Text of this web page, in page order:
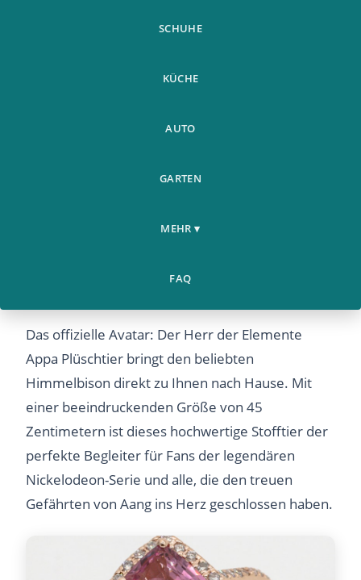
SCHUHE
KÜCHE
AUTO
GARTEN
MEHR ▾
FAQ
Plüschtier - 45cm Kuscheltier
Das offizielle Avatar: Der Herr der Elemente
Appa Plüschtier bringt den beliebten
Himmelbison direkt zu Ihnen nach Hause. Mit
einer beeindruckenden Größe von 45
Zentimetern ist dieses hochwertige Stofftier der
perfekte Begleiter für Fans der legendären
Nickelodeon-Serie und alle, die den treuen
Gefährten von Aang ins Herz geschlossen haben.